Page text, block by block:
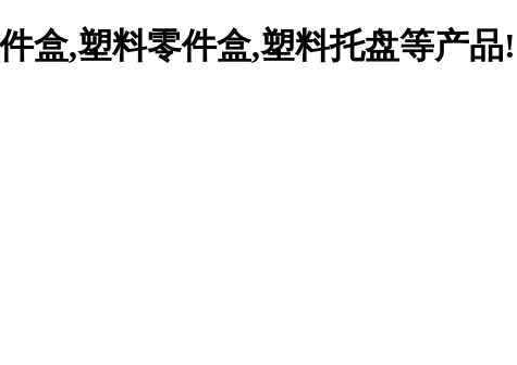
盒,塑料零件盒,塑料托盘等产品!